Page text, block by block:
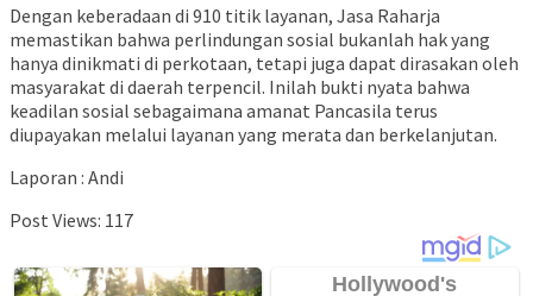
Dengan keberadaan di 910 titik layanan, Jasa Raharja
memastikan bahwa perlindungan sosial bukanlah hak yang
hanya dinikmati di perkotaan, tetapi juga dapat dirasakan oleh
masyarakat di daerah terpencil. Inilah bukti nyata bahwa
keadilan sosial sebagaimana amanat Pancasila terus
diupayakan melalui layanan yang merata dan berkelanjutan.
Laporan : Andi
Post Views: 117